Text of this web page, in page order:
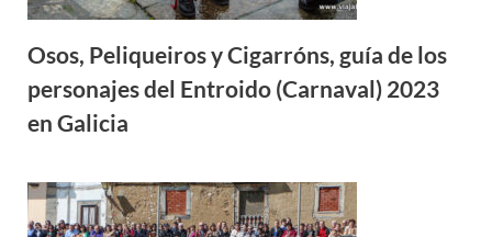
Osos, Peliqueiros y Cigarróns, guía de los
personajes del Entroido (Carnaval) 2023
en Galicia